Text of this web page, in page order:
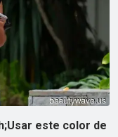
este color de